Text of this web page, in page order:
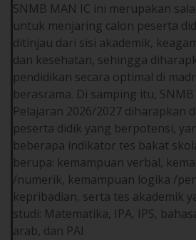
SNMB MAN IC ini merupakan
untuk menjaring calon peserta
ditinjau dari sisi akademik,
dan kesehatan, sehingga
pendidikan secara optimal di
berasrama. Di samping itu,
Pelajaran 2026/2027 diharapkan
peserta didik yang berpotensi,
beberapa indikator tes bakat
berupa: kemampuan verbal,
/numerik, kemampuan logika /
kepribadian, serta tes akademik
studi: Matematika, IPA, IPS,
arab, dan PAI